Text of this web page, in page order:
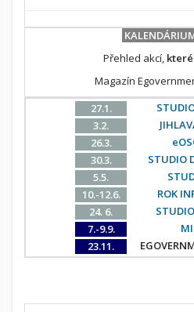
Přehled akcí,
Magazín
27.1.
3.2.
26.3.
30.3.
STUDIO
5.5.
10.-12.6.
ROK
24. 6.
7.-9.9.
23.11.